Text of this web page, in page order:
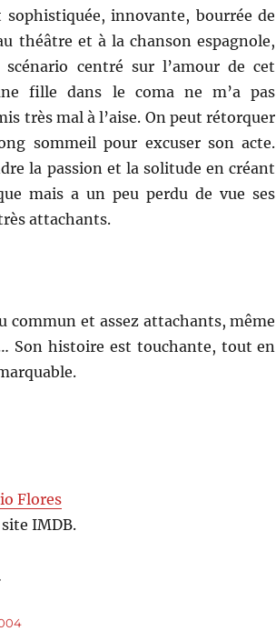
innovante, bourrée de
théâtre et à la chanson espagnole,
centré sur l’amour de cet
fille dans le coma ne m’a pas
très mal à l’aise. On peut rétorquer
sommeil pour excuser son acte.
la passion et la solitude en créant
mais a un peu perdu de vue ses
attachants.
commun et assez attachants, même
Son histoire est touchante, tout en
Flores
IMDB.